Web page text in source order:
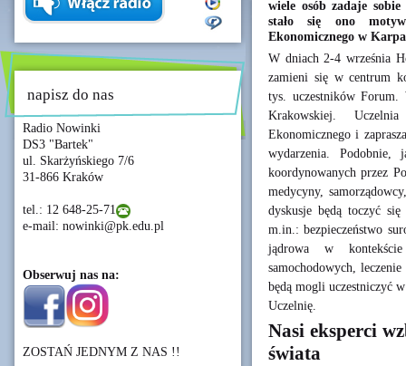
napisz do nas
Radio Nowinki
DS3 "Bartek"
ul. Skarżyńskiego 7/6
31-866 Kraków
tel.: 12 648-25-71
e-mail: nowinki@pk.edu.pl
Obserwuj nas na:
ZOSTAŃ JEDNYM Z NAS !!
wiele osób zadaje
stało się ono
Ekonomicznego w
W dniach 2-4 września
zamieni się w centrum
tys. uczestników
Krakowskiej.
Ekonomicznego i
wydarzenia.
koordynowanych przez
medycyny,
dyskusje będą toczyć
m.in.: bezpieczeństwo
jądrowa w
samochodowych,
będą mogli uczestniczyć
Uczelnię.
Nasi eksperci
świata